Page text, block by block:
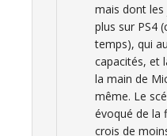
mais dont
plus sur PS4
temps), qui
capacités, et
la main de
même. Le
évoqué de la
crois de